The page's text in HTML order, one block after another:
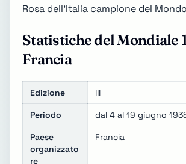
Rosa dell'Italia campione del
Statistiche del Mondiale
Francia
Edizione III
Periodo dal 4 al 19 giugno
Paese
organizzato
re
Francia